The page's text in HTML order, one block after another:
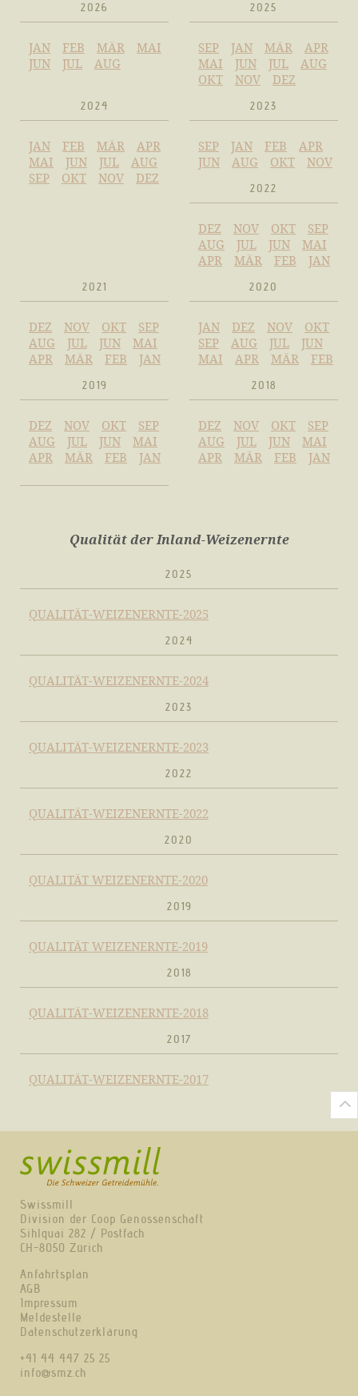
2026
JAN FEB MÄR
MAI
JUN
JUL AUG
2025
SEP JAN MÄR
APR
MAI
JUN JUL
AUG
OKT
NOV DEZ
2024
JAN FEB MÄR
APR
MAI
JUN JUL
AUG
SEP
OKT NOV DEZ
2023
SEP JAN FEB
APR
JUN
AUG OKT NOV
2022
DEZ NOV OKT
SEP
AUG
JUL JUN
MAI
APR
MÄR FEB JAN
2021
DEZ NOV OKT
SEP
AUG
JUL JUN
MAI
APR
MÄR FEB JAN
2020
JAN DEZ NOV
OKT
SEP
AUG JUL
JUN
MAI
APR MÄR FEB
2019
DEZ NOV OKT
SEP
AUG
JUL JUN
MAI
APR
MÄR FEB JAN
2018
DEZ NOV OKT
SEP
AUG
JUL JUN
MAI
APR
MÄR FEB JAN
Qualität der Inland-Weizenernte
2025
QUALITÄT-WEIZENERNTE-2025
2024
QUALITÄT-WEIZENERNTE-2024
2023
QUALITÄT-WEIZENERNTE-2023
2022
QUALITÄT-WEIZENERNTE-2022
2020
QUALITÄT WEIZENERNTE-2020
2019
QUALITÄT WEIZENERNTE-2019
2018
QUALITÄT-WEIZENERNTE-2018
2017
QUALITÄT-WEIZENERNTE-2017
Swissmill
Division der Coop Genossenschaft
Sihlquai 282 / Postfach
CH-8050 Zürich
Anfahrtsplan
AGB
Impressum
Meldestelle
Datenschutzerklärung
+41 44 447 25 25
info@smz.ch